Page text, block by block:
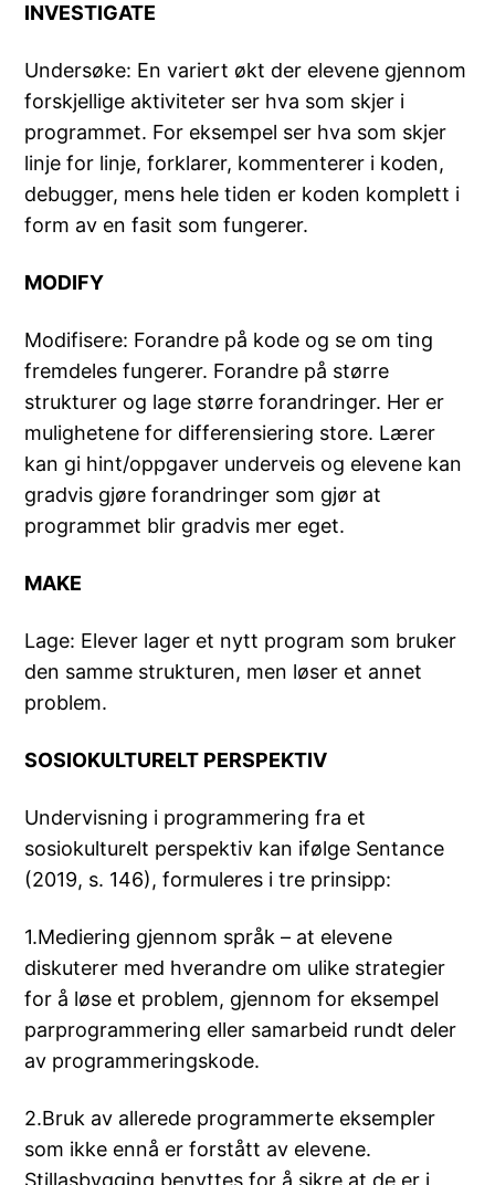
INVESTIGATE
Undersøke: En variert økt der elevene gjennom
forskjellige aktiviteter ser hva som skjer i
programmet. For eksempel ser hva som skjer
linje for linje, forklarer, kommenterer i koden,
debugger, mens hele tiden er koden komplett i
form av en fasit som fungerer.
MODIFY
Modifisere: Forandre på kode og se om ting
fremdeles fungerer. Forandre på større
strukturer og lage større forandringer. Her er
mulighetene for differensiering store. Lærer
kan gi hint/oppgaver underveis og elevene kan
gradvis gjøre forandringer som gjør at
programmet blir gradvis mer eget.
MAKE
Lage: Elever lager et nytt program som bruker
den samme strukturen, men løser et annet
problem.
SOSIOKULTURELT PERSPEKTIV
Undervisning i programmering fra et
sosiokulturelt perspektiv kan ifølge Sentance
(2019, s. 146), formuleres i tre prinsipp:
1.Mediering gjennom språk – at elevene
diskuterer med hverandre om ulike strategier
for å løse et problem, gjennom for eksempel
parprogrammering eller samarbeid rundt deler
av programmeringskode.
2.Bruk av allerede programmerte eksempler
som ikke ennå er forstått av elevene.
Stillasbygging benyttes for å sikre at de er i